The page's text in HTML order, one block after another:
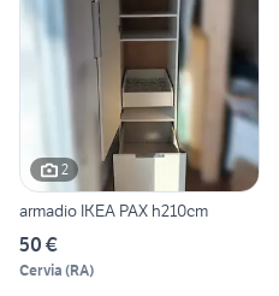
2
armadio IKEA PAX h210cm
50 €
Cervia (RA)